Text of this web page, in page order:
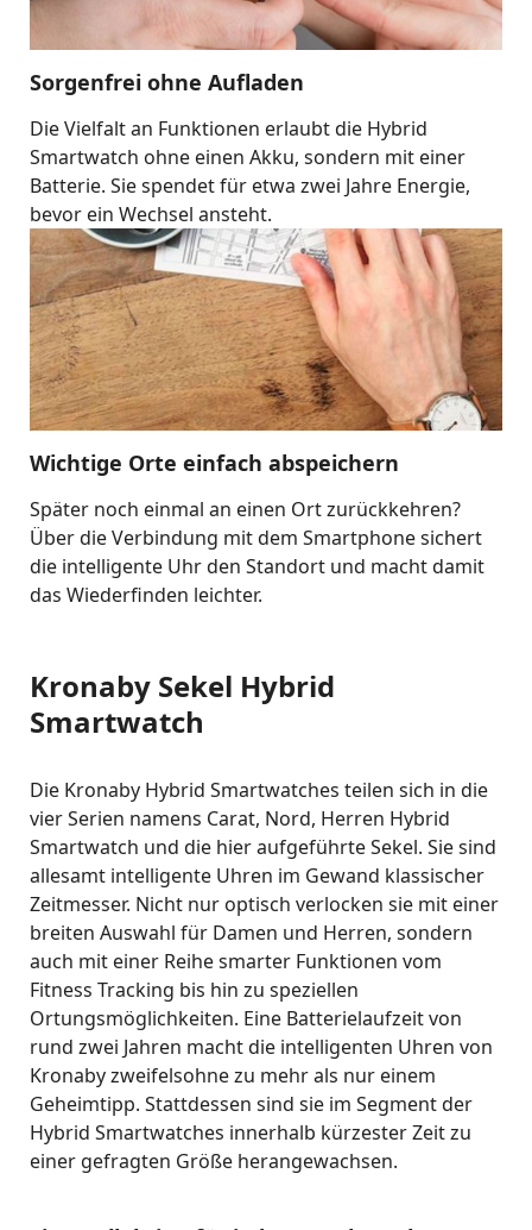
Kronaby Sekel Hybrid
Smartwatch
Sorgenfrei ohne Aufladen
Die Vielfalt an Funktionen erlaubt die Hybrid
Smartwatch ohne einen Akku, sondern mit einer
Batterie. Sie spendet für etwa zwei Jahre Energie,
bevor ein Wechsel ansteht.
Wichtige Orte einfach abspeichern
Später noch einmal an einen Ort zurückkehren?
Über die Verbindung mit dem Smartphone sichert
die intelligente Uhr den Standort und macht damit
das Wiederfinden leichter.
Die Kronaby Hybrid Smartwatches teilen sich in die
vier Serien namens Carat, Nord, Herren Hybrid
Smartwatch und die hier aufgeführte Sekel. Sie sind
allesamt intelligente Uhren im Gewand klassischer
Zeitmesser. Nicht nur optisch verlocken sie mit einer
breiten Auswahl für Damen und Herren, sondern
auch mit einer Reihe smarter Funktionen vom
Fitness Tracking bis hin zu speziellen
Ortungsmöglichkeiten. Eine Batterielaufzeit von
rund zwei Jahren macht die intelligenten Uhren von
Kronaby zweifelsohne zu mehr als nur einem
Geheimtipp. Stattdessen sind sie im Segment der
Hybrid Smartwatches innerhalb kürzester Zeit zu
einer gefragten Größe herangewachsen.